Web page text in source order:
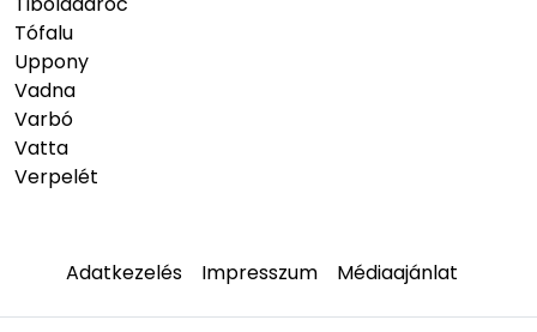
Tófalu
Uppony
Vadna
Varbó
Vatta
Verpelét
Adatkezelés Impresszum Médiaajánlat